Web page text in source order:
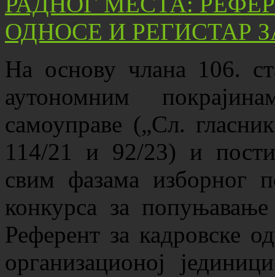
На основу члана 106.
аутономним
самоуправе („Сл.
114/21 и 92/23) и
свим фазама изборног
конкурса за
Референт за кадровске
организационој